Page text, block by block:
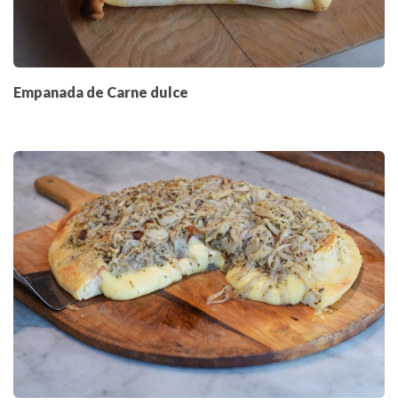
Empanada de Carne dulce